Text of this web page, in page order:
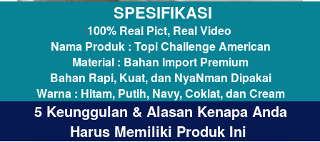
SPESIFIKASI
100% Real Pict, Real Video
Nama Produk : Topi Challenge American
Material : Bahan Import Premium
Bahan Rapi, Kuat, dan NyaNman Dipakai
Warna : Hitam, Putih, Navy, Coklat, dan Cream
5 Keunggulan & Alasan Kenapa Anda
Harus Memiliki Produk Ini